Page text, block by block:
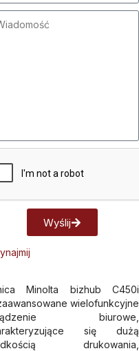
Wyślij
Minolta bizhub C450i
wielofunkcyjne
biurowe,
się dużą
drukowania,